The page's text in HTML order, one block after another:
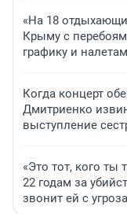
«На 18
Крыму с
графику и
Когда концерт
Дмитриенко
выступление
«Это тот, кого ты
22 годам за
звонит ей с